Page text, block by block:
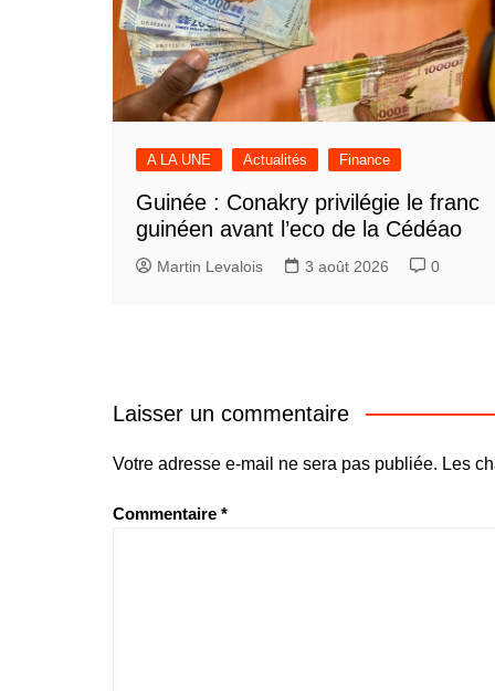
A LA UNE Actualités Finance
Guinée : Conakry privilégie le franc
guinéen avant l’eco de la Cédéao
Martin Levalois 3 août 2026 0
Laisser un commentaire
Votre adresse e-mail ne sera pas publiée. Les
Commentaire *